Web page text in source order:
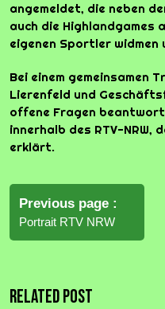
angemeldet, die neben
auch die
eigenen Sportler widmen
Bei einem gemeinsamen
Lierenfeld und
offene Fragen
innerhalb des RTV-NRW,
erklärt.
Beitrags-
Navigation
Previous page
Portrait RTV NRW
Related Post